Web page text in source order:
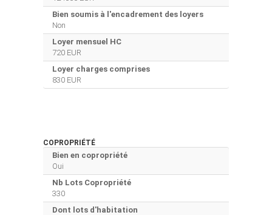
Bien soumis à l'encadrement des loyers
Non
Loyer mensuel HC
720 EUR
Loyer charges comprises
830 EUR
COPROPRIÉTÉ
Bien en copropriété
Oui
Nb Lots Copropriété
330
Dont lots d'habitation